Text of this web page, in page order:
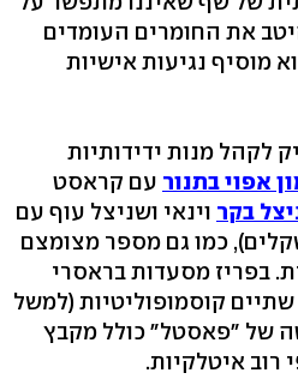
את החומרים העומדים
מוסיף נגיעות אישיות
לקהל מנות ידידותיות
אפוי בתנור עם קראסט
בקר וינאי ושניצל עוף עם
או צ'יפס (64-78 שקלים), כמו גם מספר מצומצם
בפריז מסעדות בראסרי
קוסמופוליטיות (למשל
של "פאסטל" כולל מקבץ
רוב איטלקיות.